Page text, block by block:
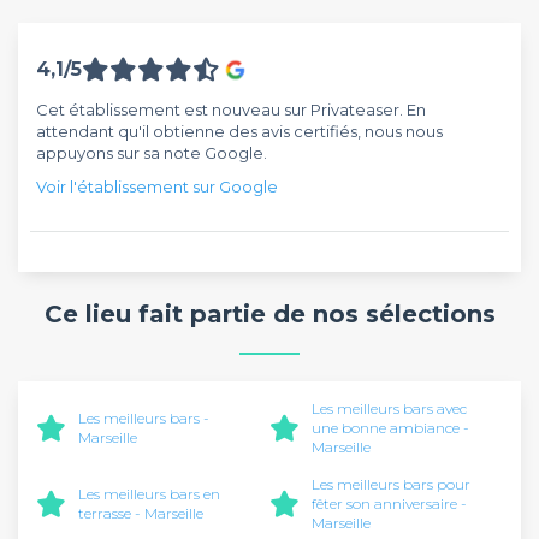
4,1/5
Cet établissement est nouveau sur Privateaser. En
attendant qu'il obtienne des avis certifiés, nous nous
appuyons sur sa note Google.
Voir l'établissement sur Google
Ce lieu fait partie de nos sélections
Les meilleurs bars -
Marseille
Les meilleurs bars avec
une bonne ambiance -
Marseille
Les meilleurs bars en
terrasse - Marseille
Les meilleurs bars pour
fêter son anniversaire -
Marseille